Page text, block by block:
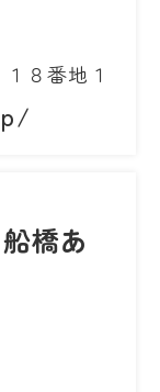
８番地１
橋あ